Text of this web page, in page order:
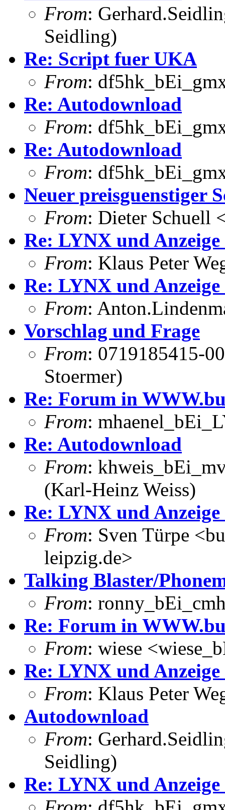
From:
Seidling)
Re: Script fuer UKA
From:
Re: Autodownload
From:
Re: Autodownload
From:
Neuer preisguenstiger
From: Dieter Schuell
Re: LYNX und
From: Klaus Peter
Re: LYNX und
From:
Vorschlag und Frage
From: 0719185415-
Stoermer)
Re: Forum in
From:
Re: Autodownload
From:
(Karl-Heinz Weiss)
Re: LYNX und
From: Sven Türpe
leipzig.de>
Talking Blaster/
From:
Re: Forum in
From: wiese
Re: LYNX und
From: Klaus Peter
Autodownload
From:
Seidling)
Re: LYNX und